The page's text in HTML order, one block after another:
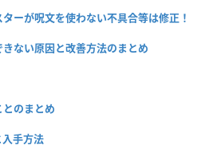
ーが呪文を使わない不具合等は修正！
ない原因と改善方法のまとめ
のまとめ
手方法